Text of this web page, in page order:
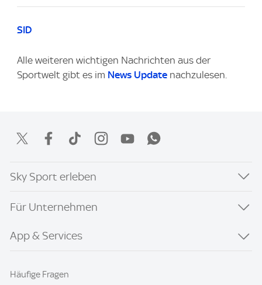
SID
Alle weiteren wichtigen Nachrichten aus der
Sportwelt gibt es im News Update nachzulesen.
Sky Sport erleben
Für Unternehmen
App & Services
Häufige Fragen